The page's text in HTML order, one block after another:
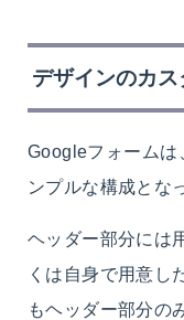
デザインのカ
Googleフォームは
ンプルな構成とな
ヘッダー部分には
くは自身で用意し
もヘッダー部分の